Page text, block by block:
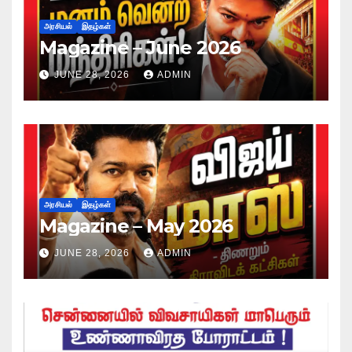
அரசியல் இதழ்கள்
Magazine – June 2026
JUNE 28, 2026 ADMIN
அரசியல் இதழ்கள்
Magazine – May 2026
JUNE 28, 2026 ADMIN